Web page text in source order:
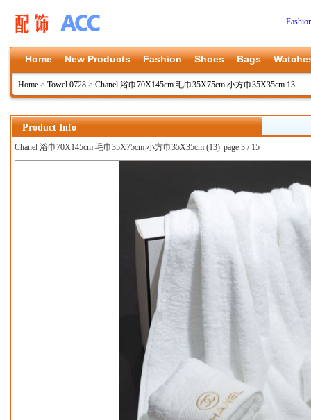
Home New Products Fashion Shoes Bags
Home > Towel 0728 > Chanel 浴巾70X145cm 毛巾35X75cm 小方巾35X35cm 13
Product Info
Chanel 浴巾70X145cm 毛巾35X75cm 小方巾35X35cm (13) page 3 / 15